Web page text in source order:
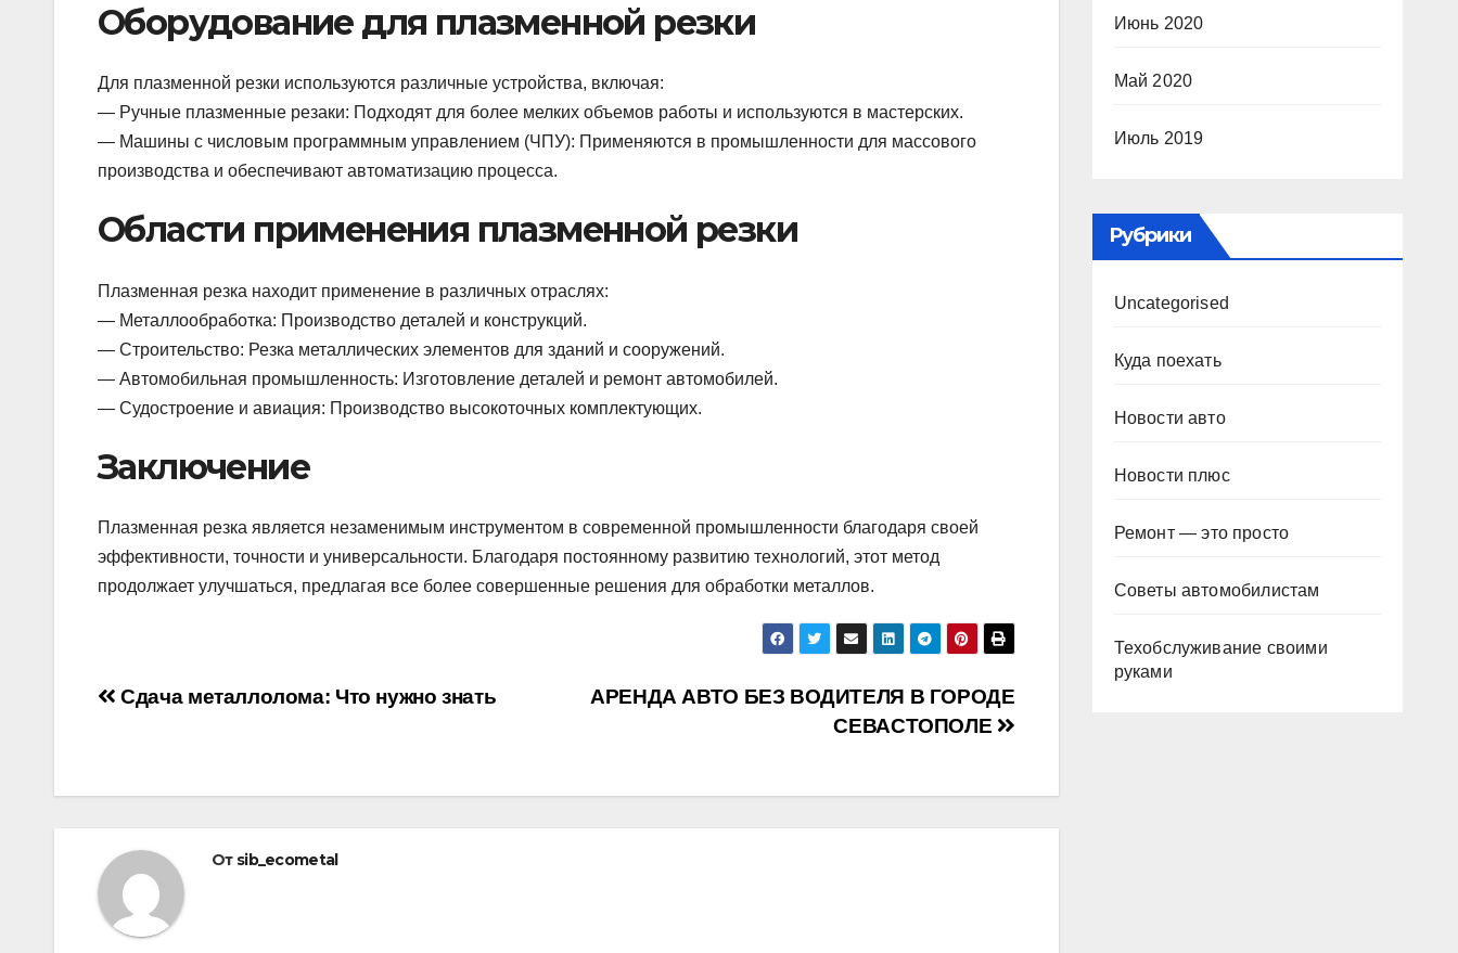
Оборудование для плазменной резки
Для плазменной резки используются различные устройства, включая:
— Ручные плазменные резаки: Подходят для более мелких объемов работы и используются в мастерских.
— Машины с числовым программным управлением (ЧПУ): Применяются в промышленности для массового
производства и обеспечивают автоматизацию процесса.
Области применения плазменной резки
Плазменная резка находит применение в различных отраслях:
— Металлообработка: Производство деталей и конструкций.
— Строительство: Резка металлических элементов для зданий и сооружений.
— Автомобильная промышленность: Изготовление деталей и ремонт автомобилей.
— Судостроение и авиация: Производство высокоточных комплектующих.
Заключение
Плазменная резка является незаменимым инструментом в современной промышленности благодаря своей
эффективности, точности и универсальности. Благодаря постоянному развитию технологий, этот метод
продолжает улучшаться, предлагая все более совершенные решения для обработки металлов.
Навигация
записям
АРЕНДА АВТО БЕЗ ВОДИТЕЛЯ В ГОРОДЕ
СЕВАСТОПОЛЕ
Сдача металлолома: Что нужно знать
От sib_ecometal
Июнь 2020
Май 2020
Июль 2019
Рубрики
Uncategorised
Куда поехать
Новости авто
Новости плюс
Ремонт — это просто
Советы автомобилистам
Техобслуживание своими
руками